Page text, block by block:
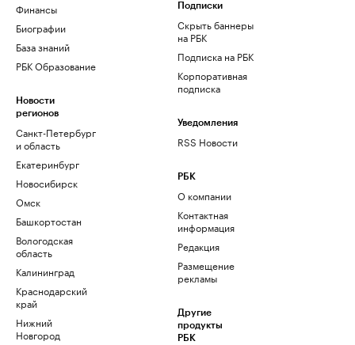
Финансы
Биографии
База знаний
РБК Образование
Новости
регионов
Санкт-Петербург
и область
Екатеринбург
Новосибирск
Омск
Башкортостан
Вологодская
область
Калининград
Краснодарский
край
Нижний
Новгород
Подписки
Скрыть баннеры
на РБК
Подписка на РБК
Корпоративная
подписка
Уведомления
RSS Новости
РБК
О компании
Контактная
информация
Редакция
Размещение
рекламы
Другие
продукты
РБК